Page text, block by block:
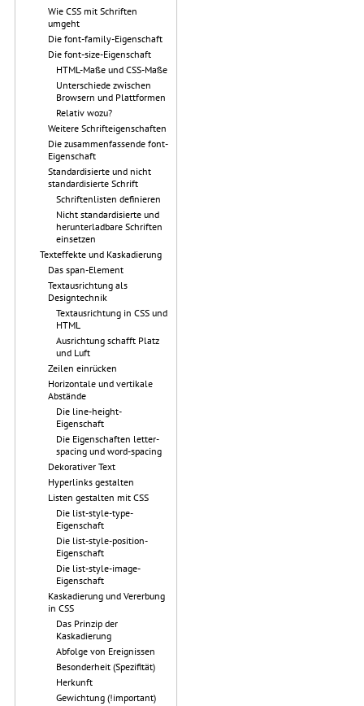
Wie CSS mit Schriften
umgeht
Die font-family-Eigenschaft
Die font-size-Eigenschaft
HTML-Maße und CSS-Maße
Unterschiede zwischen
Browsern und Plattformen
Relativ wozu?
Weitere Schrifteigenschaften
Die zusammenfassende font-
Eigenschaft
Standardisierte und nicht
standardisierte Schrift
Schriftenlisten definieren
Nicht standardisierte und
herunterladbare Schriften
einsetzen
Texteffekte und Kaskadierung
Das span-Element
Textausrichtung als
Designtechnik
Textausrichtung in CSS und
HTML
Ausrichtung schafft Platz
und Luft
Zeilen einrücken
Horizontale und vertikale
Abstände
Die line-height-
Eigenschaft
Die Eigenschaften letter-
spacing und word-spacing
Dekorativer Text
Hyperlinks gestalten
Listen gestalten mit CSS
Die list-style-type-
Eigenschaft
Die list-style-position-
Eigenschaft
Die list-style-image-
Eigenschaft
Kaskadierung und Vererbung
in CSS
Das Prinzip der
Kaskadierung
Abfolge von Ereignissen
Besonderheit (Spezifität)
Herkunft
Gewichtung (!important)